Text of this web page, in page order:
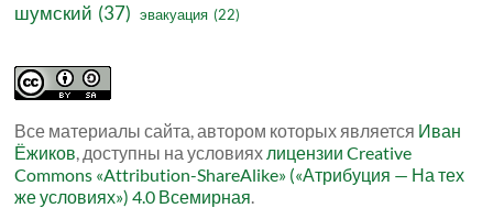
шумский (37) эвакуация (22)
Все материалы сайта, автором которых является Иван
Ёжиков, доступны на условиях лицензии Creative
Commons «Attribution-ShareAlike» («Атрибуция — На тех
же условиях») 4.0 Всемирная.